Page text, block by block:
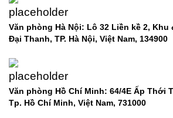
Văn phòng Hà Nội: Lô 32 Liền kề 2,
Đại Thanh, TP. Hà Nội, Việt Nam, 134900
Văn phòng Hồ Chí Minh: 64/4E Ấp Thới
Tp. Hồ Chí Minh, Việt Nam, 731000